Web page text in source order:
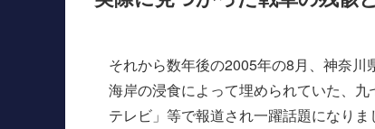
それから数年後の2005年の8月、神奈川
海岸の浸食によって埋められていた、
テレビ」等で報道され一躍話題になりま